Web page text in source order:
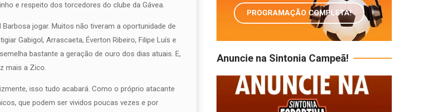
e respeito dos torcedores do clube da Gávea.
jogar. Muitos não tiveram a oportunidade de
Gabigol, Arrascaeta, Éverton Ribeiro, Filipe Luís e
bastante a geração de ouro dos dias atuais. E,
mais a Zico.
isso tudo acabará. Como o próprio atacante
que podem ser vividos poucas vezes e por
PROGRAMAÇÃO COMPLETA!
Anuncie na Sintonia Campeã!